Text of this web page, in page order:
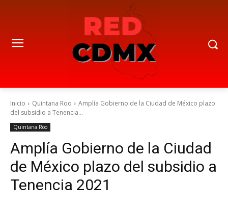
Inicio Quintana Roo
Amplía Gobierno de la Ciudad de México plazo
del subsidio a Tenencia...
Quintana Roo
Amplía Gobierno de la Ciudad
de México plazo del subsidio a
Tenencia 2021